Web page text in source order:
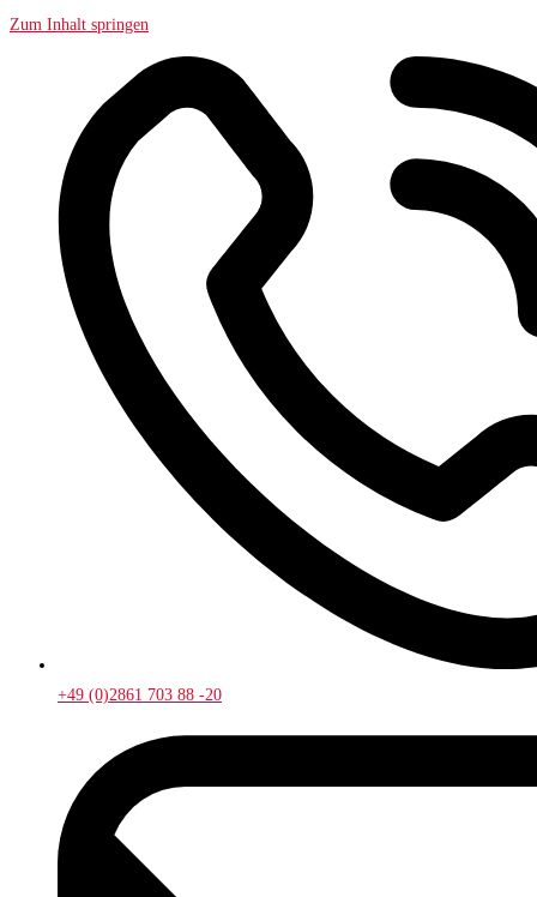
Zum Inhalt springen
+49 (0)2861 703 88 -20